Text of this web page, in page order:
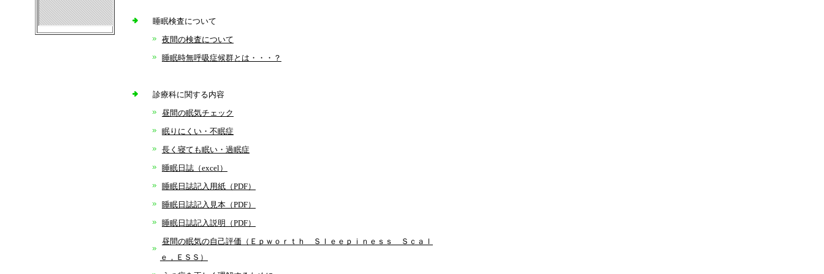
睡眠検査について
夜間の検査について
睡眠時無呼吸症候群とは・・・？
診療科に関する内容
昼間の眠気チェック
眠りにくい・不眠症
長く寝ても眠い・過眠症
睡眠日誌（excel）
睡眠日誌記入用紙（PDF）
睡眠日誌記入見本（PDF）
睡眠日誌記入説明（PDF）
昼間の眠気の自己評価（Ｅｐｗｏｒｔｈ Ｓｌｅｅｐｉｎｅｓｓ Ｓｃａｌ
ｅ，ＥＳＳ）